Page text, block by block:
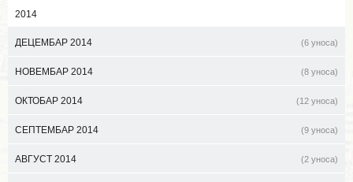
2014
ДЕЦЕМБАР 2014 (6 уноса)
НОВЕМБАР 2014 (8 уноса)
ОКТОБАР 2014 (12 уноса)
СЕПТЕМБАР 2014 (9 уноса)
АВГУСТ 2014 (2 уноса)